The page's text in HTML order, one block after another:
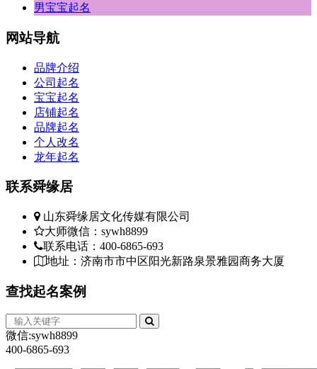
男宝宝起名
网站导航
品牌介绍
公司起名
宝宝起名
店铺起名
品牌起名
个人改名
龙年起名
联系舜缘居
山东舜缘居文化传媒有限公司
大师微信：sywh8899
联系电话：400-6865-693
地址：济南市市中区阳光新路泉景雅园商务大厦
查找起名案例
微信:sywh8899
400-6865-693